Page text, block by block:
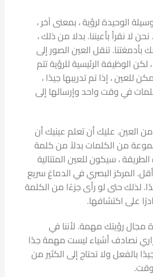
الوحيدة لرؤية ، بمعنى آخر ،
لا نقرأ بأعيننا. بدلا من ذلك ،
تنقل العين الصور إلى
الوظيفة الرئيسية للرؤية تتم
للعين ، إذا تم تدريبها جيدًا ،
في وقت واحد وإرسالها إلى
العين. عليك أن تعلم عينيك أن
من الكلمات بدلاً من كلمة
، سيكون للعين المتتالية
المركز البصري في الدماغ سريع
لذلك حتى لو رأى جزءًا من الكلمة
على اكتشافها.
مجال رؤيتك مهمة. لأننا في
نصادف أشياء ليست مهمة جدًا
بالفعل ولا تحتاج إلى الكثير من